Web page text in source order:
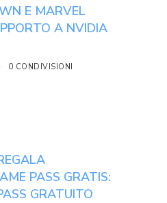
E MARVEL
A NVIDIA
0 CONDIVISIONI
PASS GRATIS:
GRATUITO